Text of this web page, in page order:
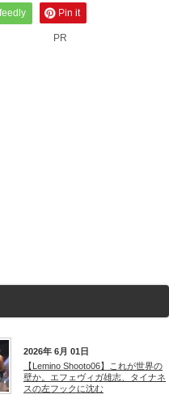
feedly Pin it
PR
2026年 6月 01日
【Lemino Shooto06】これが世界の
壁か。エフェヴィガ雄志、タイナネ
スの左フックに沈む